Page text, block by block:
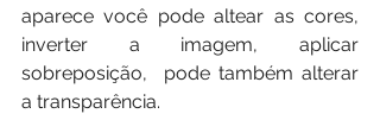
aparece você pode altear as cores,
inverter a imagem, aplicar
sobreposição,  pode também alterar
a transparência.